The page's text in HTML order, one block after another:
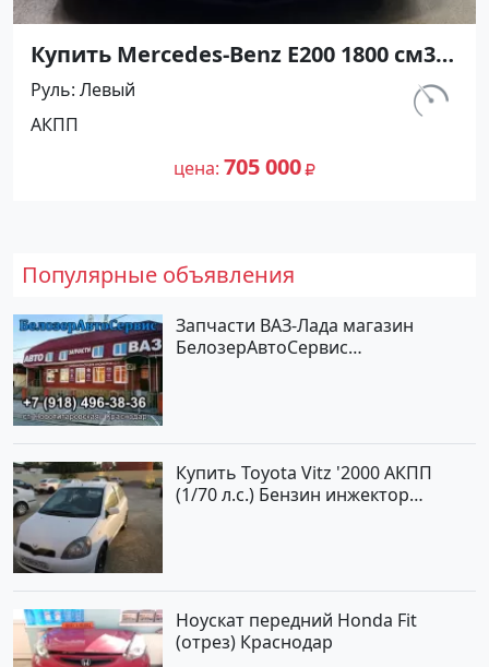
Купить Mercedes-Benz Е200 1800 см3
АКПП (184 л.с.) Бензин инжектор в
Новороссийск : цвет Черный Купе
2012 года по цене 705000 рублей,
объявление №22751 на сайте
км.
Руль Левый
АКПП
цена 705 000
Популярные объявления
Запчасти ВАЗ-Лада магазин
БелозерАвтоСервис
Купить Toyota Vitz '2000 АКПП
(1/70 л.с.) Бензин инжектор
Ноускат передний Honda Fit
(отрез) Краснодар